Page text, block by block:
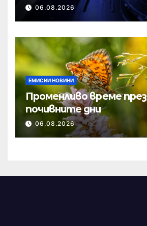
06.08.2026
ЕМИСИИ НОВИНИ
Променливо време през
почивните дни
06.08.2026